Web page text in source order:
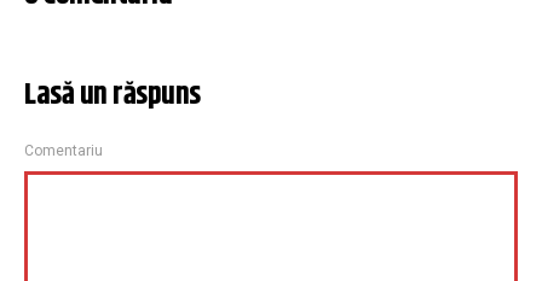
Lasă un răspuns
Comentariu